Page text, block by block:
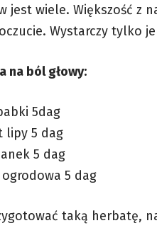
jest wiele. Większość z
Wystarczy tylko
na ból głowy:
5dag
lipy 5 dag
5 dag
ogrodowa 5 dag
taką herbatę,